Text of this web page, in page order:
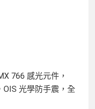
766 感光元件，
光學防手震，全